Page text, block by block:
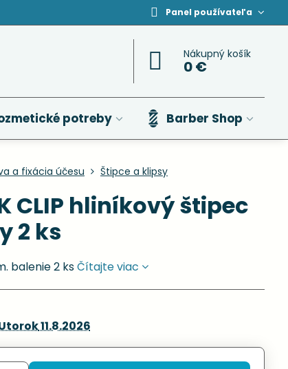
Panel používateľa
Nákupný košík
0 €
potreby Barber Shop
a fixácia účesu Štipce a klipsy
CLIP hliníkový štipec
2 ks
balenie 2 ksČítajte viac
11.8.2026